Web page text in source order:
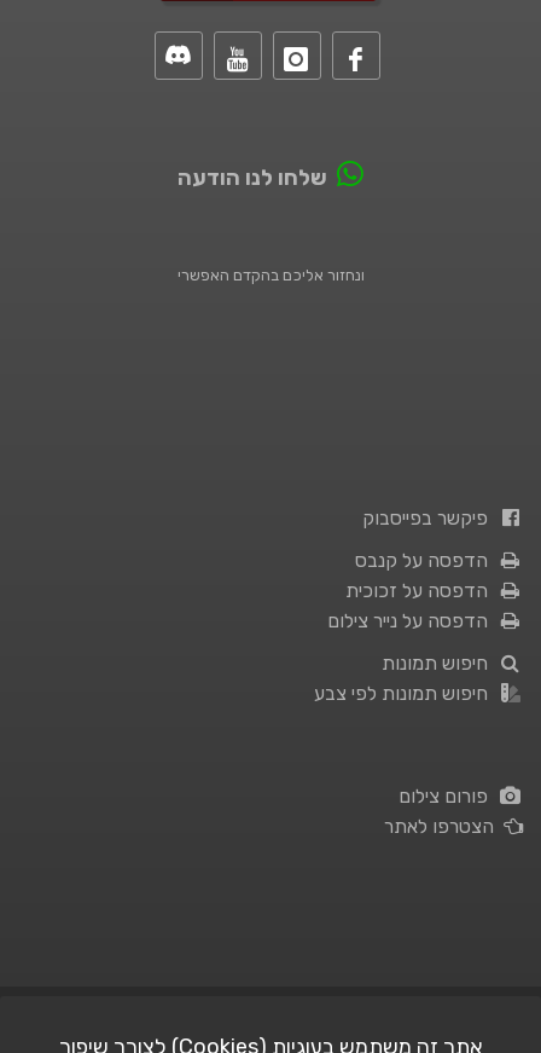
שלחו לנו הודעה
ונחזור אליכם בהקדם האפשרי
פיקשר בפייסבוק
הדפסה על קנבס
הדפסה על זכוכית
הדפסה על נייר צילום
חיפוש תמונות
חיפוש תמונות לפי צבע
פורום צילום
הצטרפו לאתר
אתר זה משתמש בעוגיות (Cookies) לצורך שיפור